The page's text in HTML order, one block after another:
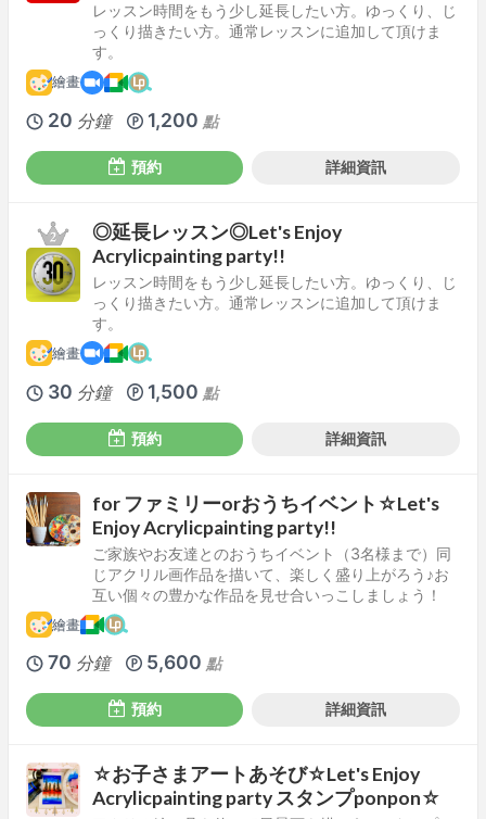
レッスン時間をもう少し延長したい方。ゆっくり、じ
っくり描きたい方。通常レッスンに追加して頂けま
す。
繪畫
20 分鐘 1,200 點
預約 詳細資訊
◎延長レッスン◎Let's Enjoy
Acrylicpainting party!!
レッスン時間をもう少し延長したい方。ゆっくり、じ
っくり描きたい方。通常レッスンに追加して頂けま
す。
繪畫
30 分鐘 1,500 點
預約 詳細資訊
for ファミリーorおうちイベント☆Let's
Enjoy Acrylicpainting party!!
ご家族やお友達とのおうちイベント（3名様まで）同
じアクリル画作品を描いて、楽しく盛り上がろう♪お
互い個々の豊かな作品を見せ合いっこしましょう！
繪畫
70 分鐘 5,600 點
預約 詳細資訊
☆お子さまアートあそび☆Let's Enjoy
Acrylicpainting party スタンプponpon☆